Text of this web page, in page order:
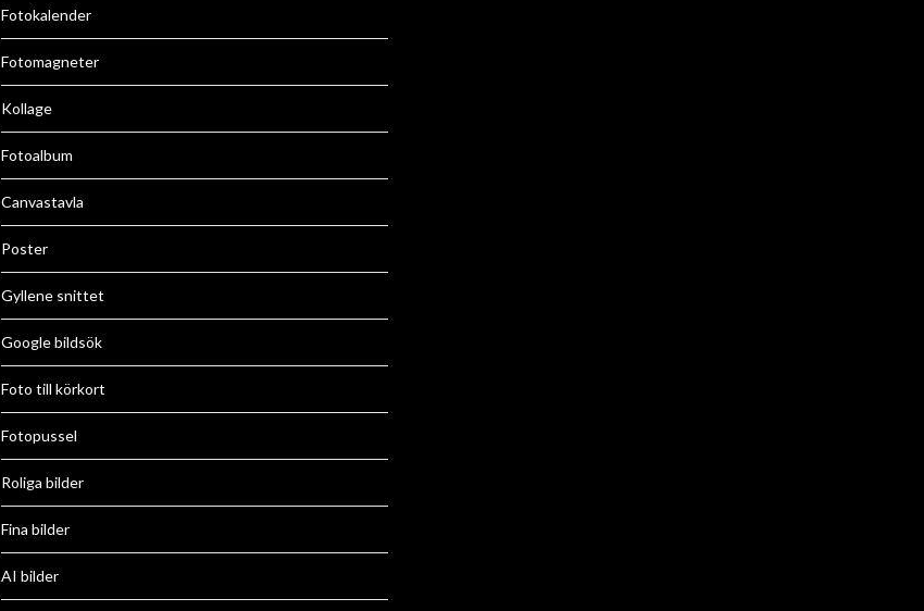
Fotokalender
Fotomagneter
Kollage
Fotoalbum
Canvastavla
Poster
Gyllene snittet
Google bildsök
Foto till körkort
Fotopussel
Roliga bilder
Fina bilder
AI bilder